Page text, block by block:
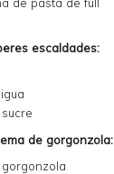
escaldades:
de gorgonzola: